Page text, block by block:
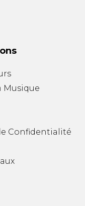
Musique
Confidentialité